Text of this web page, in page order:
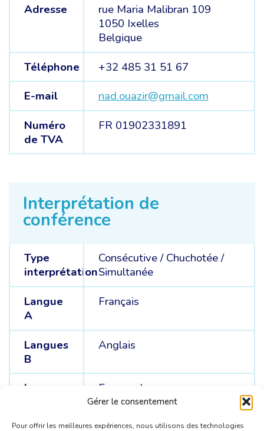
Gérer le consentement
Pour offrir les meilleures expériences, nous utilisons des technologies
Adresse
rue Maria Malibran 109
1050 Ixelles
Belgique
Téléphone
+32 485 31 51 67
E-mail
nad.ouazir@gmail.com
Numéro
de TVA
FR 01902331891
Interprétation de
conférence
Type
interprétation
Consécutive/Chuchotée/
Simultanée
Langue
A
Français
Langues
B
Anglais
Langues
Espagnol